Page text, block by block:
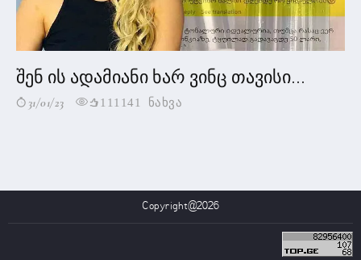
შენ ის ადამიანი ხარ ვინც თავისი...
31/01/23 111141 ნახვა
Copyright@2026